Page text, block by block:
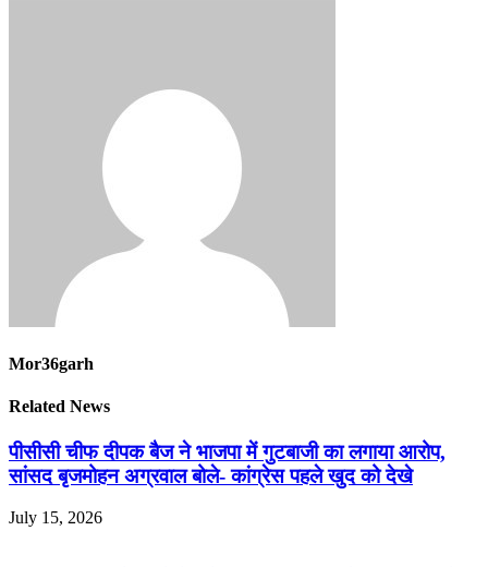
Mor36garh
Related News
पीसीसी चीफ दीपक बैज ने भाजपा में गुटबाजी का लगाया आरोप,
सांसद बृजमोहन अग्रवाल बोले- कांग्रेस पहले खुद को देखे
July 15, 2026